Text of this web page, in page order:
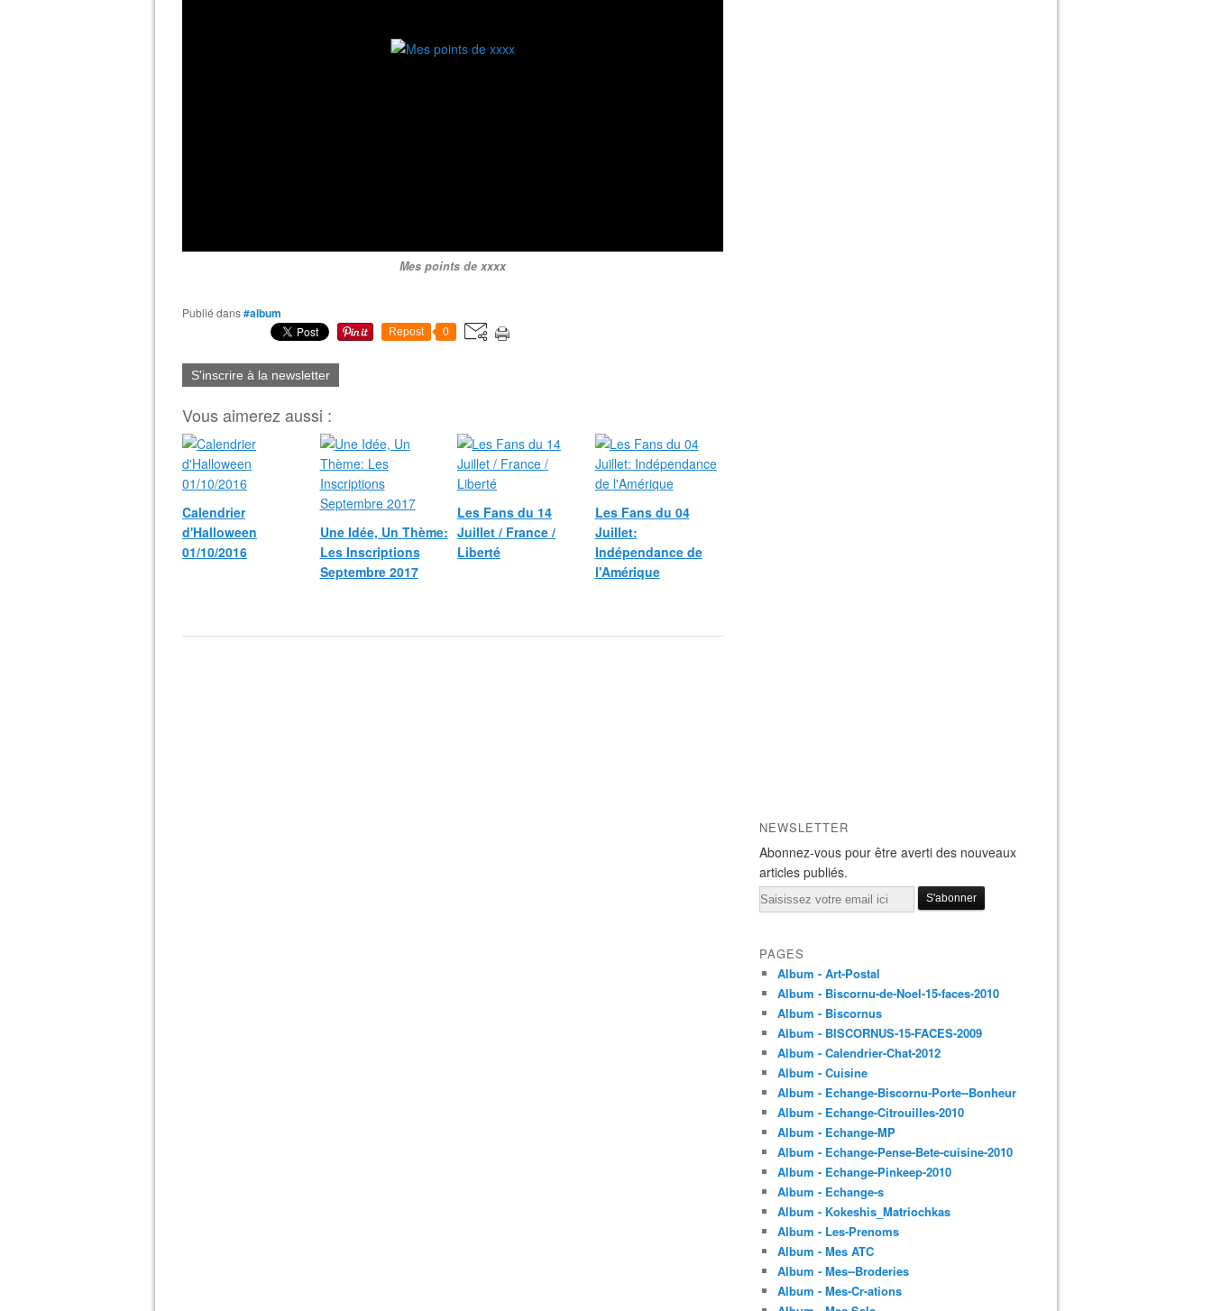
Mes points de xxxx
Publié dans#album
Repost 0
S'inscrire à la newsletter
Vous aimerez aussi :
Calendrier
d'Halloween
01/10/2016
Une Idée, Un Thème:
Les Inscriptions
Septembre 2017
Les Fans du 14
Juillet / France /
Liberté
Les Fans du 04
Juillet:
Indépendance de
l'Amérique
NEWSLETTER
Abonnez-vous pour être averti des nouveaux
articles publiés.
Email
PAGES
Album - Art-Postal
Album - Biscornu-de-Noel-15-faces-2010
Album - Biscornus
Album - BISCORNUS-15-FACES-2009
Album - Calendrier-Chat-2012
Album - Cuisine
Album - Echange-Biscornu-Porte--Bonheur
Album - Echange-Citrouilles-2010
Album - Echange-MP
Album - Echange-Pense-Bete-cuisine-2010
Album - Echange-Pinkeep-2010
Album - Echange-s
Album - Kokeshis_Matriochkas
Album - Les-Prenoms
Album - Mes ATC
Album - Mes--Broderies
Album - Mes-Cr-ations